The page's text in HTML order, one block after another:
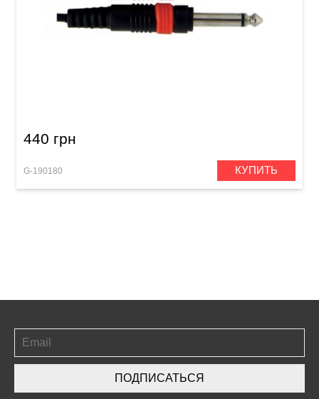
440 грн
G-190180 КУПИТЬ
ПОДПИСАТЬСЯ